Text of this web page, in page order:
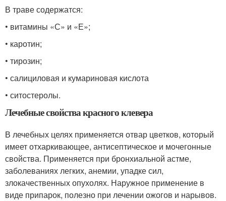
В траве содержатся:
• витамины «С» и «Е»;
• каротин;
• тирозин;
• салициловая и кумариновая кислота
• ситостеролы.
Лечебные свойства красного клевера
В лечебных целях применяется отвар цветков, который
имеет отхаркивающее, антисептическое и мочегонные
свойства. Применяется при бронхиальной астме,
заболеваниях легких, анемии, упадке сил,
злокачественных опухолях. Наружное применение в
виде припарок, полезно при лечении ожогов и нарывов.